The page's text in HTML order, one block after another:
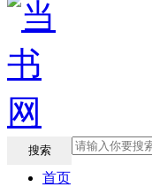
搜索
首页